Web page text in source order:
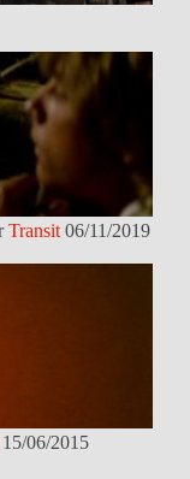
Transit 06/11/2019
15/06/2015